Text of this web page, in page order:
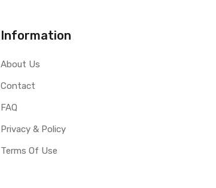
Information
About Us
Contact
FAQ
Privacy & Policy
Terms Of Use